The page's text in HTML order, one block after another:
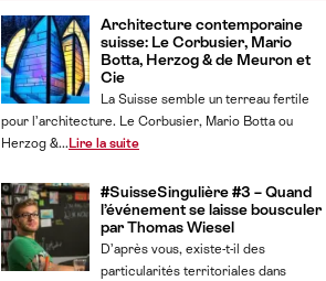
Architecture contemporaine
suisse: Le Corbusier, Mario
Botta, Herzog & de Meuron et
Cie
La Suisse semble un terreau fertile
pour l’architecture. Le Corbusier, Mario Botta ou
Herzog &... Lire la suite
#SuisseSingulière #3 – Quand
l’événement se laisse bousculer
par Thomas Wiesel
D’après vous, existe-t-il des
particularités territoriales dans